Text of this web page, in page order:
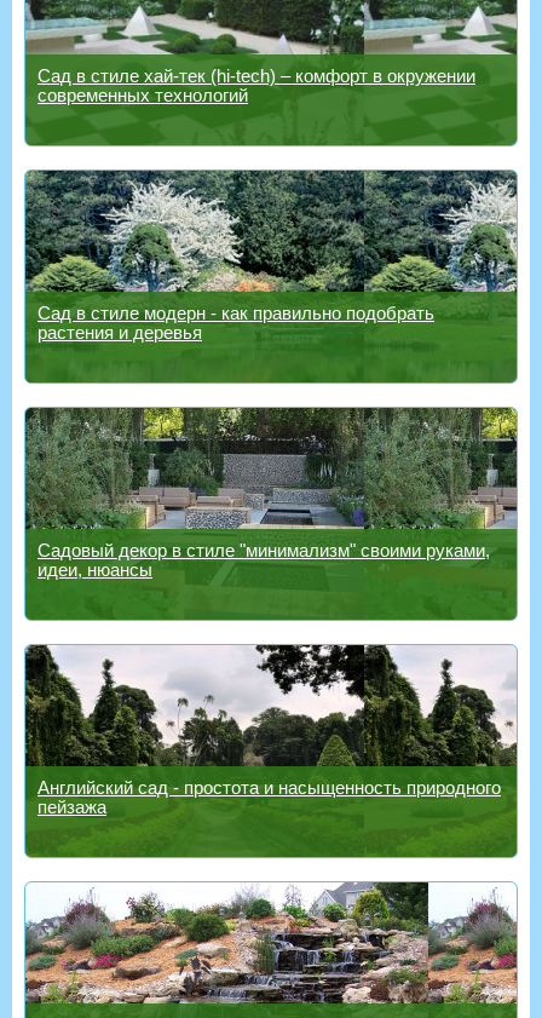
Сад в стиле хай-тек (hi-tech) – комфорт в окружении
современных технологий
Сад в стиле модерн - как правильно подобрать
растения и деревья
Садовый декор в стиле "минимализм" своими руками,
идеи, нюансы
Английский сад - простота и насыщенность природного
пейзажа